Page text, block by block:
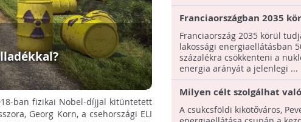
ban fizikai Nobel-díjjal kitüntetett
Georg Korn, a csehországi ELI
Franciaországban 2035
csökkenhet az
felére a lakossági
energiaellátásban
Franciaország 2035 körül
lakossági energiaellátásban
százalékra csökkenteni a
energia arányát a jelenlegi ...
Milyen célt szolgálhat
világ első úszó
A csukcsföldi kikötőváros,